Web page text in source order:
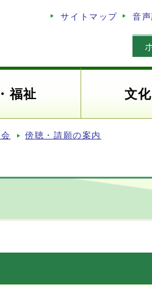
サイトマップ 音
福祉 文
傍聴・請願の案内